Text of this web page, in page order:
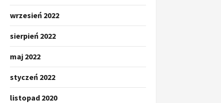
wrzesień 2022
sierpień 2022
maj 2022
styczeń 2022
listopad 2020